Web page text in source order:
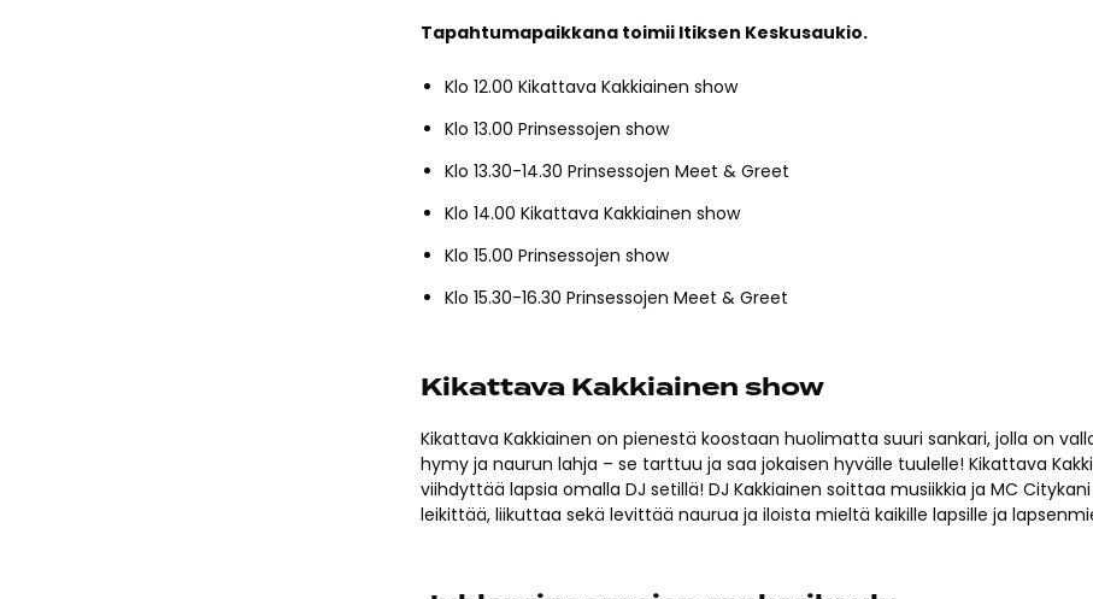
Tapahtumapaikkana toimii Itiksen Keskusaukio.
Klo 12.00 Kikattava Kakkiainen show
Klo 13.00 Prinsessojen show
Klo 13.30-14.30 Prinsessojen Meet & Greet
Klo 14.00 Kikattava Kakkiainen show
Klo 15.00 Prinsessojen show
Klo 15.30-16.30 Prinsessojen Meet & Greet
Kikattava Kakkiainen show
Kikattava Kakkiainen on pienestä koostaan huolimatta suuri sankari, jolla on
hymy ja naurun lahja – se tarttuu ja saa jokaisen hyvälle tuulelle! Kikattava
viihdyttää lapsia omalla DJ setillä! DJ Kakkiainen soittaa musiikkia ja MC
leikittää, liikuttaa sekä levittää naurua ja iloista mieltä kaikille lapsille ja